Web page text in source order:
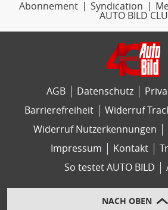
Abonnement
Syndication
AUTO BILD
AGB Datenschutz
Barrierefreiheit
Widerruf
Widerruf Nutzerkennungen
Impressum
Kontakt
So testet AUTO BILD
NACH OBEN